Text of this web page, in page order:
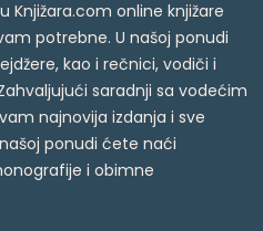
Knjižara.com online knjižare
potrebne. U našoj ponudi
kao i rečnici, vodiči i
saradnji sa vodećim
najnovija izdanja i sve
ponudi ćete naći
i obimne